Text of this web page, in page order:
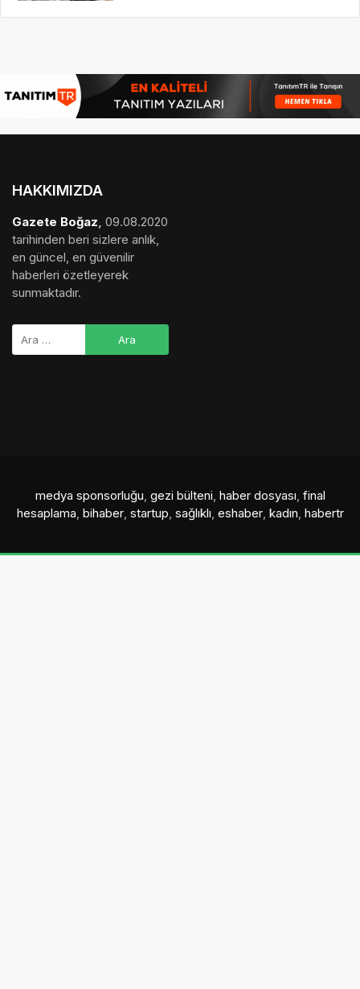
HAKKIMIZDA
Gazete Boğaz, 09.08.2020
tarihinden beri sizlere anlık,
en güncel, en güvenilir
haberleri özetleyerek
sunmaktadır.
medya sponsorluğu, gezi bülteni, haber dosyası, final
hesaplama, bihaber, startup, sağlıklı, eshaber, kadın, habertr